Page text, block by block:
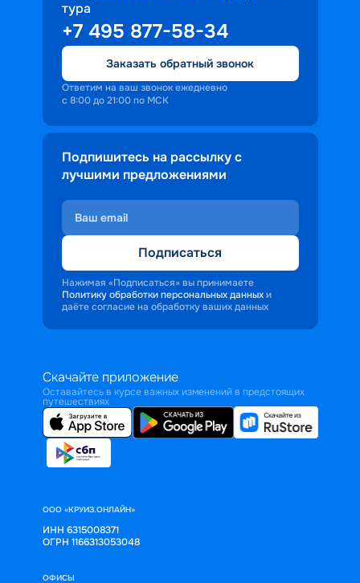
тура
+7 495 877-58-34
Заказать обратный звонок
Ответим на ваш звонок ежедневно
с 8:00 до 21:00 по МСК
Подпишитесь на рассылку с
лучшими предложениями
Подписаться
Нажимая «Подписаться» вы принимаете
Политику обработки персональных данных и
даёте согласие на обработку ваших данных
Скачайте приложение
Оставайтесь в курсе важных изменений в предстоящих
путешествиях
ООО «КРУИЗ.ОНЛАЙН»
ИНН 6315008371
ОГРН 1166313053048
ОФИСЫ